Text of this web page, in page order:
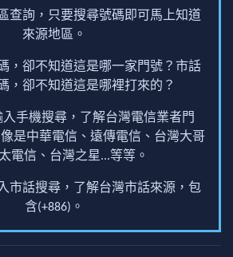
查詢，只要搜尋號碼即可馬上知道
來源地區。
，卻不知道這是哪一家門號？市話
，卻不知道這是哪裡打來的？
手機搜尋，了解台灣電信業者門
是中華電信、遠傳電信、台灣大哥
電信、台灣之星...等等。
市話搜尋，了解台灣市話來源，包
含(+886)。